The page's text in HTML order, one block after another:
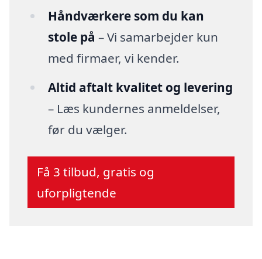
Håndværkere som du kan
stole på – Vi samarbejder kun
med firmaer, vi kender.
Altid aftalt kvalitet og levering
– Læs kundernes anmeldelser,
før du vælger.
Få 3 tilbud, gratis og
uforpligtende